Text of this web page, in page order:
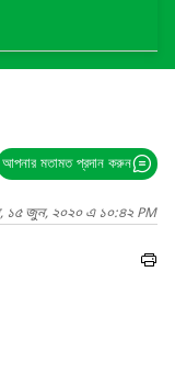
আপনার মতামত প্রদান করুন
১৫ জুন, ২০২০ এ ১০:৪২ PM